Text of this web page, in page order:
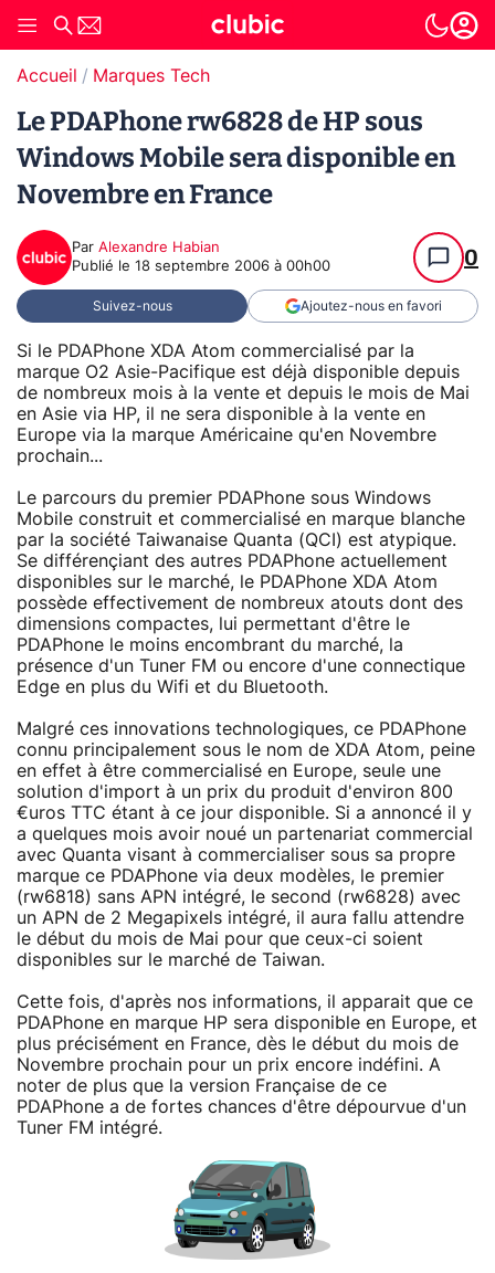
Accueil Marques Tech
Le PDAPhone rw6828 de HP sous
Windows Mobile sera disponible en
Novembre en France
Par Alexandre Habian
Publié le 18 septembre 2006 à 00h00 0
Suivez-nous Ajoutez-nous en favori
Si le PDAPhone XDA Atom commercialisé par la
marque O2 Asie-Pacifique est déjà disponible depuis
de nombreux mois à la vente et depuis le mois de Mai
en Asie via HP, il ne sera disponible à la vente en
Europe via la marque Américaine qu'en Novembre
prochain...
Le parcours du premier PDAPhone sous Windows
Mobile construit et commercialisé en marque blanche
par la société Taiwanaise Quanta (QCI) est atypique.
Se différençiant des autres PDAPhone actuellement
disponibles sur le marché, le PDAPhone XDA Atom
possède effectivement de nombreux atouts dont des
dimensions compactes, lui permettant d'être le
PDAPhone le moins encombrant du marché, la
présence d'un Tuner FM ou encore d'une connectique
Edge en plus du Wifi et du Bluetooth.
Malgré ces innovations technologiques, ce PDAPhone
connu principalement sous le nom de XDA Atom, peine
en effet à être commercialisé en Europe, seule une
solution d'import à un prix du produit d'environ 800
€uros TTC étant à ce jour disponible. Si a annoncé il y
a quelques mois avoir noué un partenariat commercial
avec Quanta visant à commercialiser sous sa propre
marque ce PDAPhone via deux modèles, le premier
(rw6818) sans APN intégré, le second (rw6828) avec
un APN de 2 Megapixels intégré, il aura fallu attendre
le début du mois de Mai pour que ceux-ci soient
disponibles sur le marché de Taiwan.
Cette fois, d'après nos informations, il apparait que ce
PDAPhone en marque HP sera disponible en Europe, et
plus précisément en France, dès le début du mois de
Novembre prochain pour un prix encore indéfini. A
noter de plus que la version Française de ce
PDAPhone a de fortes chances d'être dépourvue d'un
Tuner FM intégré.